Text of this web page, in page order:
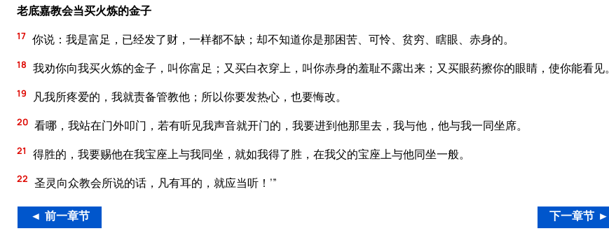
老底嘉教会当买火炼的金子
17 你说：我是富足，已经发了财，一样都不缺；却不知道你是那困苦、可怜、贫穷、瞎眼、赤身的。
18 我劝你向我买火炼的金子，叫你富足；又买白衣穿上，叫你赤身的羞耻不露出来；又买眼药擦你的眼睛，使你能看见。
19 凡我所疼爱的，我就责备管教他；所以你要发热心，也要悔改。
20 看哪，我站在门外叩门，若有听见我声音就开门的，我要进到他那里去，我与他，他与我一同坐席。
21 得胜的，我要赐他在我宝座上与我同坐，就如我得了胜，在我父的宝座上与他同坐一般。
22 圣灵向众教会所说的话，凡有耳的，就应当听！’”
◄ 前一章节 下一章节 ►